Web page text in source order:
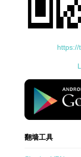
https://
standard-
翻墙工具